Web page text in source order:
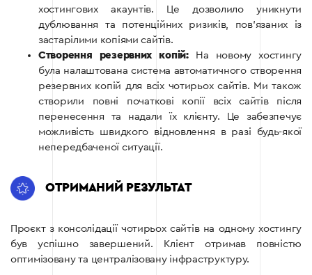
хостингових акаунтів. Це дозволило уникнути
дублювання та потенційних ризиків, пов’язаних із
застарілими копіями сайтів.
Створення резервних копій:На новому хостингу
була налаштована система автоматичного створення
резервних копій для всіх чотирьох сайтів. Ми також
створили повні початкові копії всіх сайтів після
перенесення та надали їх клієнту. Це забезпечує
можливість швидкого відновлення в разі будь-якої
непередбаченої ситуації.
ОТРИМАНИЙ РЕЗУЛЬТАТ
Проєкт з консолідації чотирьох сайтів на одному хостингу
був успішно завершений. Клієнт отримав повністю
оптимізовану та централізовану інфраструктуру.